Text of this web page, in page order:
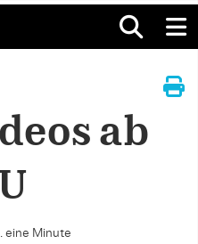
ab
eine Minute